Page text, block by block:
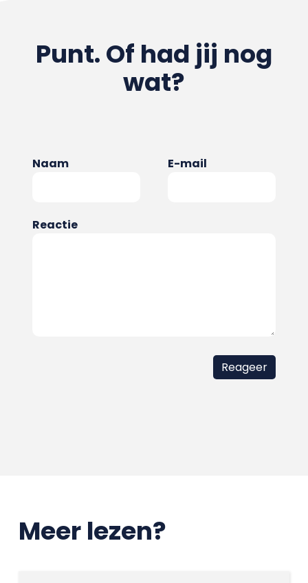
Punt. Of had jij nog
wat?
Naam E-mail
Reactie
Meer lezen?